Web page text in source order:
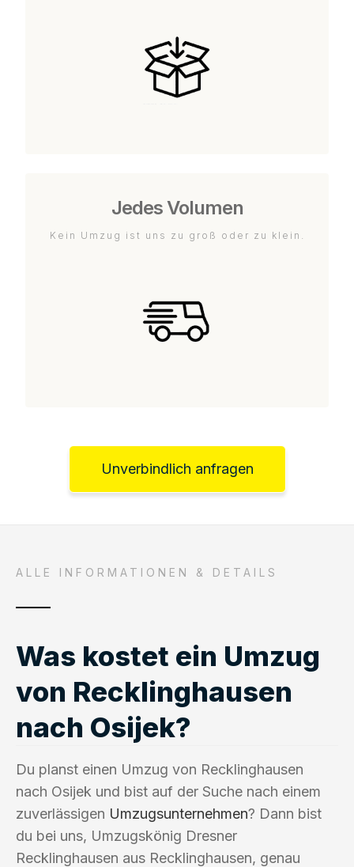
Jedes Volumen
Kein Umzug ist uns zu groß oder zu klein.
Unverbindlich anfragen
ALLE INFORMATIONEN & DETAILS
Was kostet ein Umzug
von Recklinghausen
nach Osijek?
Du planst einen Umzug von Recklinghausen
nach Osijek und bist auf der Suche nach einem
zuverlässigen Umzugsunternehmen? Dann bist
du bei uns, Umzugskönig Dresner
Recklinghausen aus Recklinghausen, genau